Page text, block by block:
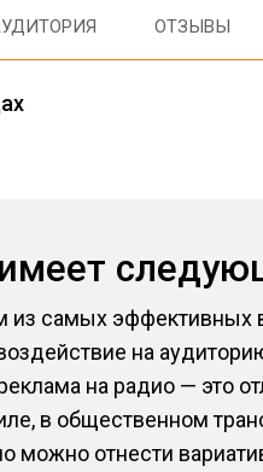
ОТЗЫВЫ
из самых
на
на радио — это
в общественном
отнести